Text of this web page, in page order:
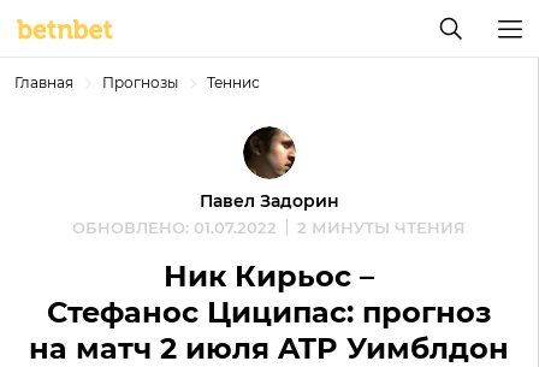
Главная Прогнозы Теннис
Павел Задорин
ОБНОВЛЕНО: 01.07.2022 2 МИНУТЫ ЧТЕНИЯ
Ник Кирьос –
Стефанос Циципас: прогноз
на матч 2 июля ATP Уимблдон